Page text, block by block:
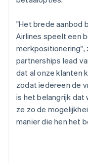
"Het brede aanbod
Airlines speelt een
merkpositionering",
partnerships lead
dat al onze klanten
zodat iedereen de
is het belangrijk dat
ze zo de
manier die hen het